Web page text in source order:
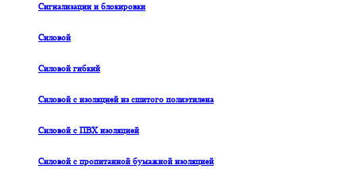
Сигнализации и блокировки
Силовой
Силовой гибкий
Силовой с изоляцией из сшитого полиэтилена
Силовой с ПВХ изоляцией
Силовой с пропитанной бумажной изоляцией